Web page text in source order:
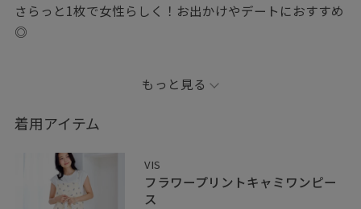
さらっと1枚で女性らしく！お出かけやデートにおすすめ
◎
LINEで在庫のお問い合わせや商品、
コーディネートのご相談など
是非お気軽にお問い合わせください◎
https://linevoom.line.me/user/
もっと見る
着用アイテム
VIS
フラワープリントキャミワンピー
ス